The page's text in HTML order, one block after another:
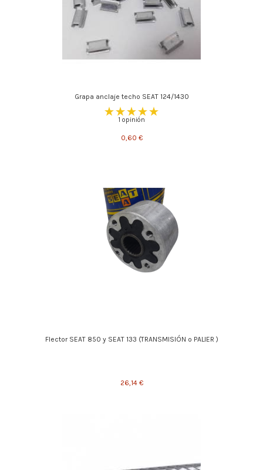
Grapa anclaje techo SEAT 124/1430
1 opinión
0,60 €
Flector SEAT 850 y SEAT 133 (TRANSMISIÓN o PALIER )
26,14 €